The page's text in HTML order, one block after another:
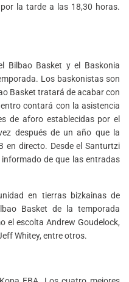
la tarde a las 18,30 horas.
Bilbao Basket y el Baskonia
Los baskonistas son
Basket tratará de acabar con
contará con la asistencia
de aforo establecidas por el
después de un año que la
en directo. Desde el Santurtzi
de que las entradas
en tierras bizkainas de
Basket de la temporada
el escolta Andrew Goudelock,
Whitey, entre otros.